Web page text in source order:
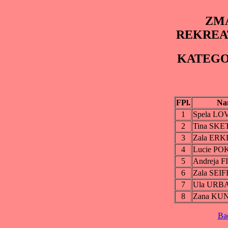
FPl.
1
Spela
2
Tina
3
Zala
4
Lucie
5
Andreja
6
Zala
7
Ula
8
Zana